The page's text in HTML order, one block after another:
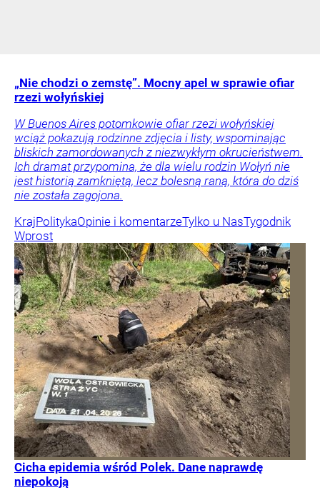
„Nie chodzi o zemstę”. Mocny apel w sprawie ofiar
rzezi wołyńskiej
W Buenos Aires potomkowie ofiar rzezi wołyńskiej
wciąż pokazują rodzinne zdjęcia i listy, wspominając
bliskich zamordowanych z niezwykłym okrucieństwem.
Ich dramat przypomina, że dla wielu rodzin Wołyń nie
jest historią zamkniętą, lecz bolesną raną, która do dziś
nie została zagojona.
KrajPolitykaOpinie i komentarzeTylko u NasTygodnik
Wprost
Cicha epidemia wśród Polek. Dane naprawdę
niepokoją